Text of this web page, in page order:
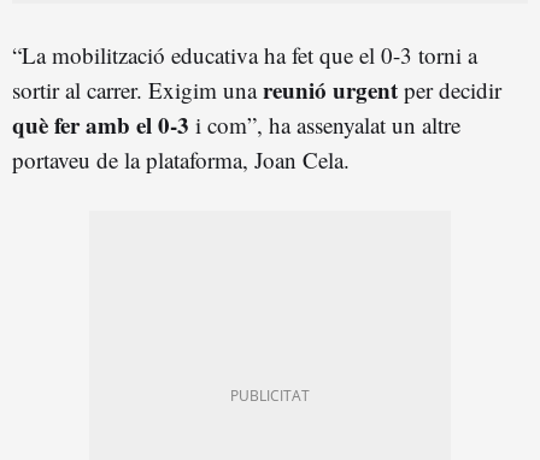
“La mobilització educativa ha fet que el 0-3 torni a
sortir al carrer. Exigim unareunió urgent per decidir
què fer amb el 0-3 i com”, ha assenyalat un altre
portaveu de la plataforma, Joan Cela.